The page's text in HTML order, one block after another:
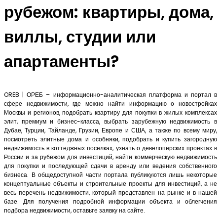
рубежом: квартиры, дома,
виллы, студии или
апартаменты?
OREB | ОРЕБ – информационно-аналитическая платформа и портал в
сфере недвижимости, где можно найти информацию о новостройках
Москвы и регионов, подобрать квартиру для покупки в жилых комплексах
элит, премиум и бизнес-класса, выбрать зарубежную недвижимость в
Дубае, Турции, Тайланде, Грузии, Европе и США, а также по всему миру,
посмотреть элитные дома и особняки, подобрать и купить загородную
недвижимость в коттеджных поселках, узнать о девелоперских проектах в
России и за рубежом для инвестиций, найти коммерческую недвижимость
для покупки и последующей сдачи в аренду или ведения собственного
бизнеса. В общедоступной части портала публикуются лишь некоторые
концептуальные объекты и строительные проекты для инвестиций, а не
весь перечень недвижимости, который представлен на рынке и в нашей
базе. Для получения подробной информации объекта и облегчения
подбора недвижимости, оставьте заявку на сайте.